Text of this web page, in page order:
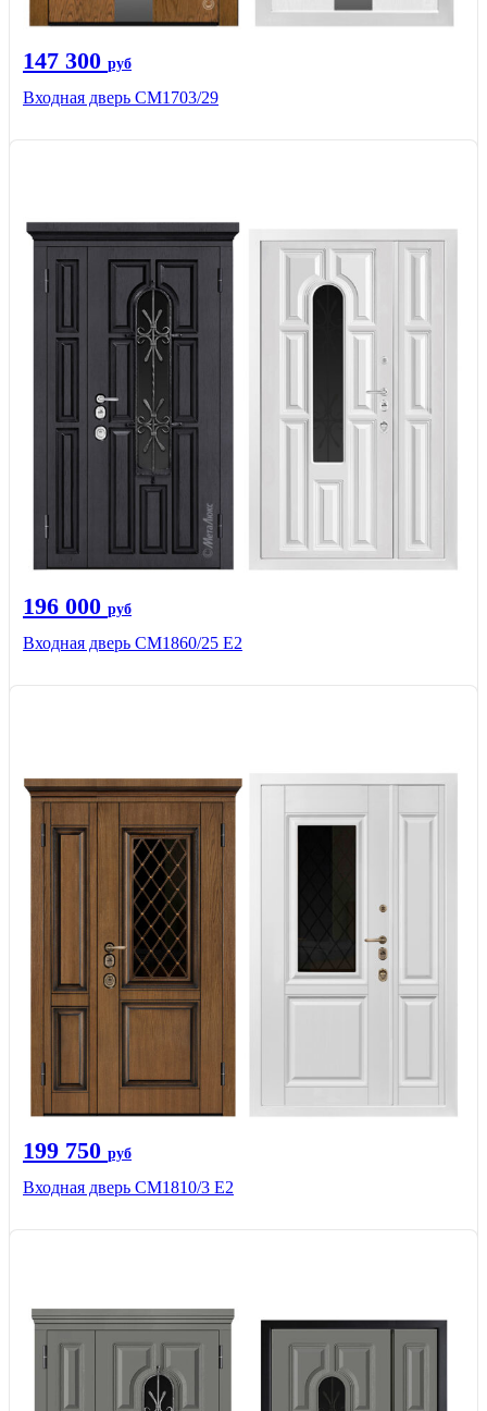
147 300 руб
Входная дверь СМ1703/29
196 000 руб
Входная дверь СМ1860/25 Е2
199 750 руб
Входная дверь СМ1810/3 Е2